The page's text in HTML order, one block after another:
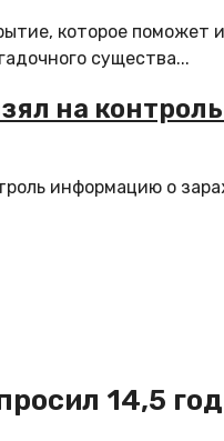
которое
существа...
на
информацию о
14,5